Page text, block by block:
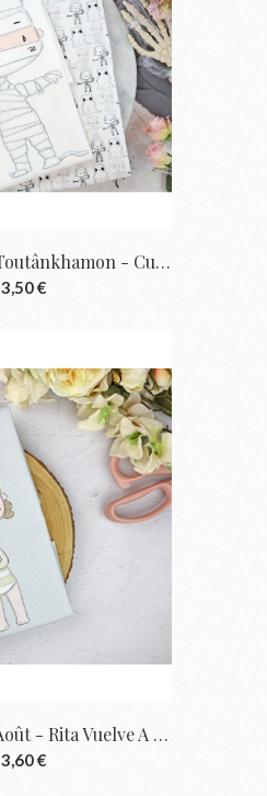
Pan De Tissu - Toutânkhamon - Cute...
3,50 €
Pan De Tissu - Août - Rita Vuelve A Casa |...
3,60 €